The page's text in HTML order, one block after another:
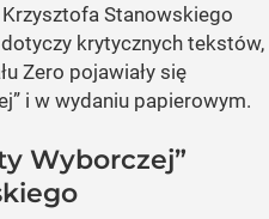
Stanowskiego
dotyczy krytycznych tekstów,
Zero pojawiały się
i w wydaniu papierowym.
Wyborczej”